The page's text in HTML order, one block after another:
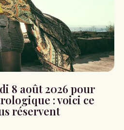
8 août 2026 pour
: voici ce
réservent